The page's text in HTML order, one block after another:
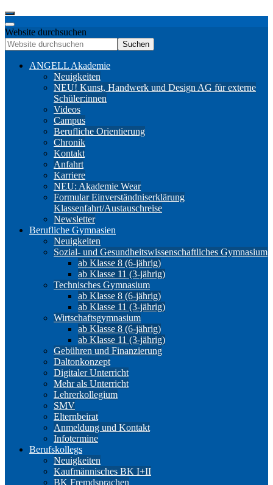
Website durchsuchen
Suchen
ANGELL Akademie
Neuigkeiten
NEU! Kunst, Handwerk und Design AG für externe
Schüler:innen
Videos
Campus
Berufliche Orientierung
Chronik
Kontakt
Anfahrt
Karriere
NEU: Akademie Wear
Formular Einverständniserklärung
Klassenfahrt/Austauschreise
Newsletter
Berufliche Gymnasien
Neuigkeiten
Sozial- und Gesundheitswissenschaftliches Gymnasium
ab Klasse 8 (6-jährig)
ab Klasse 11 (3-jährig)
Technisches Gymnasium
ab Klasse 8 (6-jährig)
ab Klasse 11 (3-jährig)
Wirtschaftsgymnasium
ab Klasse 8 (6-jährig)
ab Klasse 11 (3-jährig)
Gebühren und Finanzierung
Daltonkonzept
Digitaler Unterricht
Mehr als Unterricht
Lehrerkollegium
SMV
Elternbeirat
Anmeldung und Kontakt
Infotermine
Berufskollegs
Neuigkeiten
Kaufmännisches BK I+II
BK Fremdsprachen